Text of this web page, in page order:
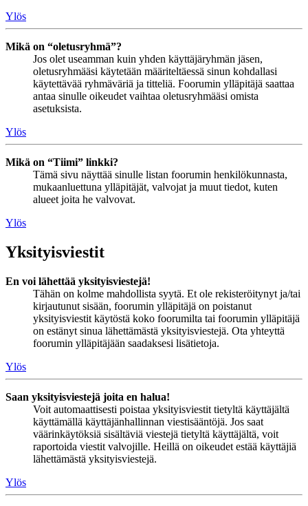
Ylös
Mikä on “oletusryhmä”?
Jos olet useamman kuin yhden käyttäjäryhmän jäsen,
oletusryhmääsi käytetään määriteltäessä sinun kohdallasi
käytettävää ryhmäväriä ja titteliä. Foorumin ylläpitäjä saattaa
antaa sinulle oikeudet vaihtaa oletusryhmääsi omista
asetuksista.
Ylös
Mikä on “Tiimi” linkki?
Tämä sivu näyttää sinulle listan foorumin henkilökunnasta,
mukaanluettuna ylläpitäjät, valvojat ja muut tiedot, kuten
alueet joita he valvovat.
Ylös
Yksityisviestit
En voi lähettää yksityisviestejä!
Tähän on kolme mahdollista syytä. Et ole rekisteröitynyt ja/tai
kirjautunut sisään, foorumin ylläpitäjä on poistanut
yksityisviestit käytöstä koko foorumilta tai foorumin ylläpitäjä
on estänyt sinua lähettämästä yksityisviestejä. Ota yhteyttä
foorumin ylläpitäjään saadaksesi lisätietoja.
Ylös
Saan yksityisviestejä joita en halua!
Voit automaattisesti poistaa yksityisviestit tietyltä käyttäjältä
käyttämällä käyttäjänhallinnan viestisääntöjä. Jos saat
väärinkäytöksiä sisältäviä viestejä tietyltä käyttäjältä, voit
raportoida viestit valvojille. Heillä on oikeudet estää käyttäjiä
lähettämästä yksityisviestejä.
Ylös